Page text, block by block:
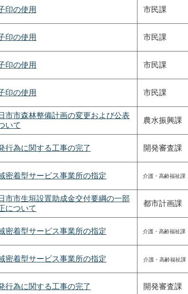
印の使用 市民課
印の使用 市民課
印の使用 市民課
印の使用 市民課
市市森林整備計画の変更および公表
いて
農水振興課
行為に関する工事の完了 開発審査課
密着型サービス事業所の指定 介護・高齢福祉課
市市生垣設置助成金交付要綱の一部
について
都市計画課
密着型サービス事業所の指定 介護・高齢福祉課
密着型サービス事業所の指定 介護・高齢福祉課
行為に関する工事の完了 開発審査課